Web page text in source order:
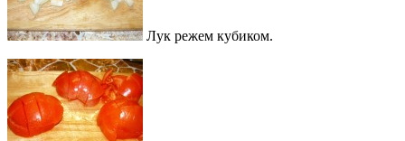
Лук режем кубиком.